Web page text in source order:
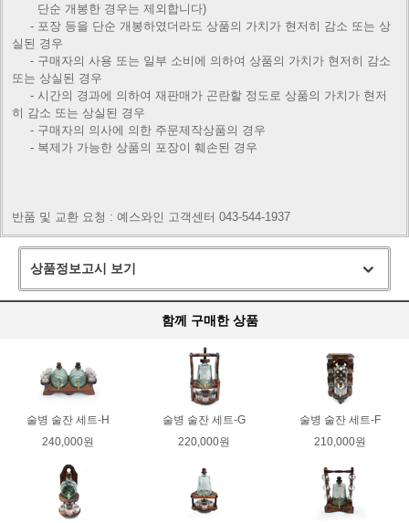
단순 개봉한 경우는 제외합니다)
- 포장 등을 단순 개봉하였더라도 상품의 가치가 현저히 감소 또는 상
실된 경우
- 구매자의 사용 또는 일부 소비에 의하여 상품의 가치가 현저히 감소
또는 상실된 경우
- 시간의 경과에 의하여 재판매가 곤란할 정도로 상품의 가치가 현저
히 감소 또는 상실된 경우
- 구매자의 의사에 의한 주문제작상품의 경우
- 복제가 가능한 상품의 포장이 훼손된 경우
반품 및 교환 요청 : 예스와인 고객센터 043-544-1937
상품정보고시 보기
함께 구매한 상품
술병 술잔 세트-H
240,000원
술병 술잔 세트-G
220,000원
술병 술잔 세트-F
210,000원